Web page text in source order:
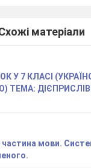
матеріали
У 7 КЛАСІ
ТЕМА:
мови.